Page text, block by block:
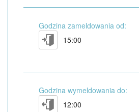
Godzina zameldowania od:
15:00
Godzina wymeldowania do:
12:00